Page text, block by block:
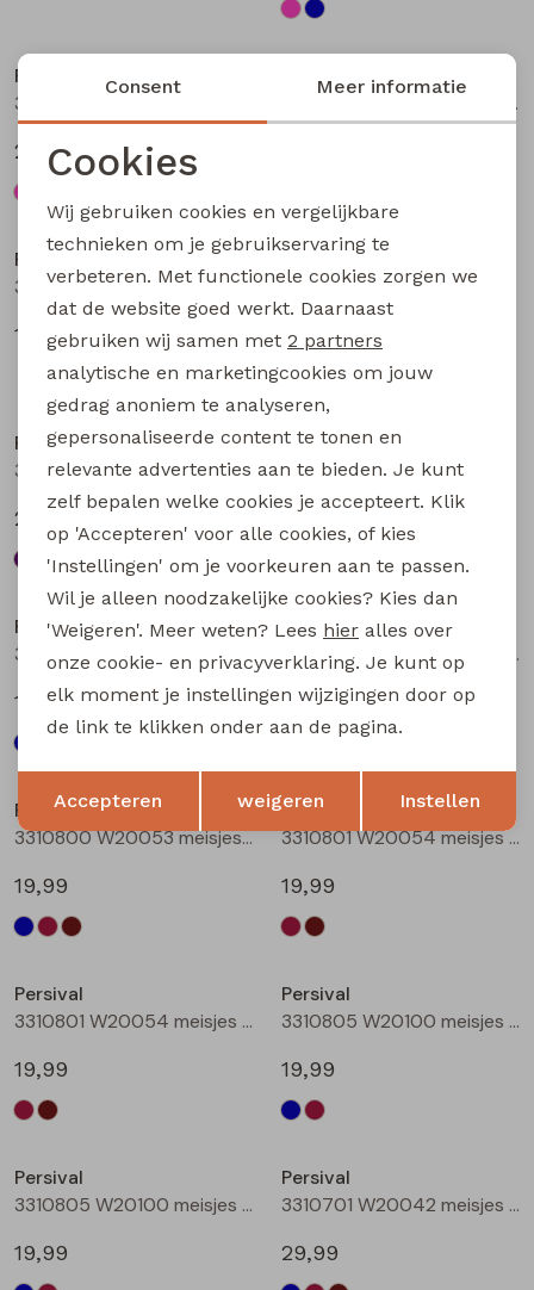
Persival
27,99
Persival
3310300 W20103 meisjes pullover Bruin donker
Nieuw
Persival
3310807 W20102 meisjes rok kort Bordeaux
17,99
Persival
22,99
Persival
3310404 W20049 meisjes sweatshirt Taupe
22,99
Persival
22,99
Persival
3310800 W20053 meisjes rok kort Marine
19,99
Persival
3310800 W20053 meisjes rok kort Bordeaux
19,99
Persival
3310800 W20053 meisjes rok kort Bruin donker
19,99
Persival
3310801 W20054 meisjes rok kort Bordeaux
19,99
Persival
3310801 W20054 meisjes rok kort Bruin donker
19,99
Persival
3310805 W20100 meisjes rok kort Marine
19,99
Persival
3310805 W20100 meisjes rok kort Bordeaux
19,99
Persival
3310701 W20042 meisjes Jurk Marine
29,99
Noodzakelijke cookies
Analytische cookies
Marketing cookies
Terug Opslaan
Consent Meer informatie
Cookies
Wij gebruiken cookies en vergelijkbare
technieken om je gebruikservaring te
verbeteren. Met functionele cookies zorgen we
dat de website goed werkt. Daarnaast
gebruiken wij samen met 2 partners
analytische en marketingcookies om jouw
gedrag anoniem te analyseren,
gepersonaliseerde content te tonen en
relevante advertenties aan te bieden. Je kunt
zelf bepalen welke cookies je accepteert. Klik
op 'Accepteren' voor alle cookies, of kies
'Instellingen' om je voorkeuren aan te passen.
Wil je alleen noodzakelijke cookies? Kies dan
'Weigeren'. Meer weten? Lees hier alles over
onze cookie- en privacyverklaring. Je kunt op
elk moment je instellingen wijzigingen door op
de link te klikken onder aan de pagina.
Accepteren weigeren Instellen